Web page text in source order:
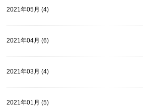
2021年05月 (4)
2021年04月 (6)
2021年03月 (4)
2021年01月 (5)